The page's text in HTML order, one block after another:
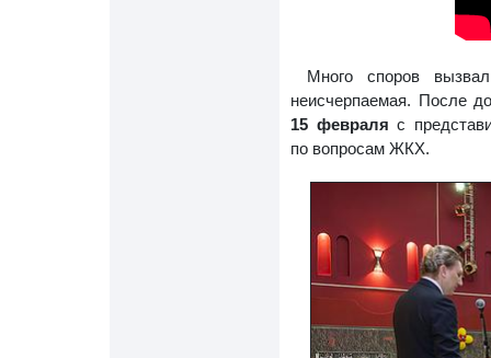
Много споров
неисчерпаемая. После
15 февраля с
по вопросам ЖКХ.